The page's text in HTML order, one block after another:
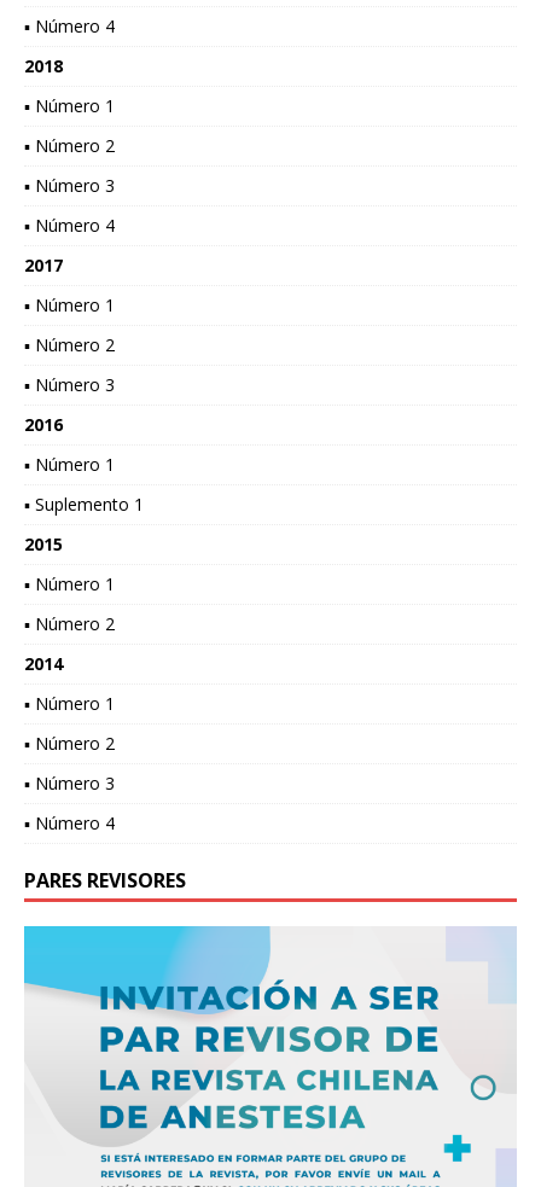
▪ Número 4
2018
▪ Número 1
▪ Número 2
▪ Número 3
▪ Número 4
2017
▪ Número 1
▪ Número 2
▪ Número 3
2016
▪ Número 1
▪ Suplemento 1
2015
▪ Número 1
▪ Número 2
2014
▪ Número 1
▪ Número 2
▪ Número 3
▪ Número 4
PARES REVISORES